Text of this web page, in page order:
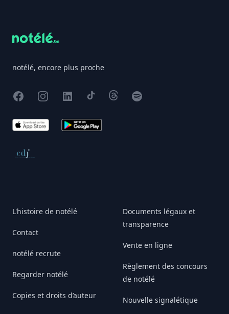
notélé, encore plus proche
FacebookInstagram
X TikTokThreadsSpotify
App Store Google Play
Conseil de déontologie journalistique
L'histoire de notélé
Contact
notélé recrute
Regarder notélé
Copies et droits d’auteur
Documents légaux et
transparence
Vente en ligne
Règlement des concours
de notélé
Nouvelle signalétique